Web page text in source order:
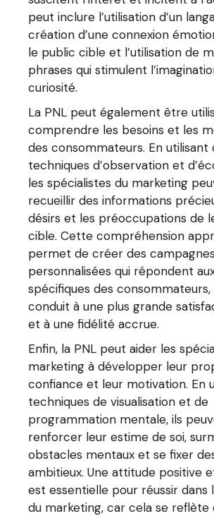
peut inclure l’utilisation d’un
création d’une connexion
le public cible et l’utilisation de
phrases qui stimulent
curiosité.
La PNL peut également être
comprendre les besoins et les
des consommateurs. En utilisant
techniques d’observation et
les spécialistes du marketing
recueillir des informations
désirs et les préoccupations de
cible. Cette compréhension
permet de créer des campagnes
personnalisées qui répondent
spécifiques des consommateurs,
conduit à une plus grande
et à une fidélité accrue.
Enfin, la PNL peut aider les
marketing à développer leur
confiance et leur motivation. En
techniques de visualisation et de
programmation mentale, ils
renforcer leur estime de soi,
obstacles mentaux et se fixer
ambitieux. Une attitude positive
est essentielle pour réussir dans
du marketing, car cela se reflète